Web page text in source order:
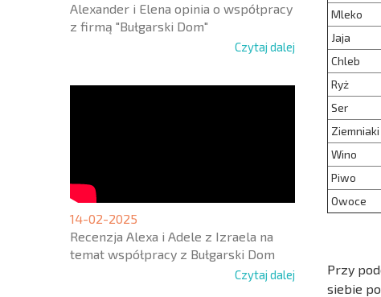
Alexander i Elena opinia o współpracy
z firmą "Bułgarski Dom"
Czytaj dalej
14-02-2025
Recenzja Alexa i Adele z Izraela na
temat współpracy z Bułgarski Dom
Czytaj dalej
Mleko
Jaja
Chleb
Ryż
Ser
Ziemniaki
Wino
Piwo
Owoce
Przy
siebie